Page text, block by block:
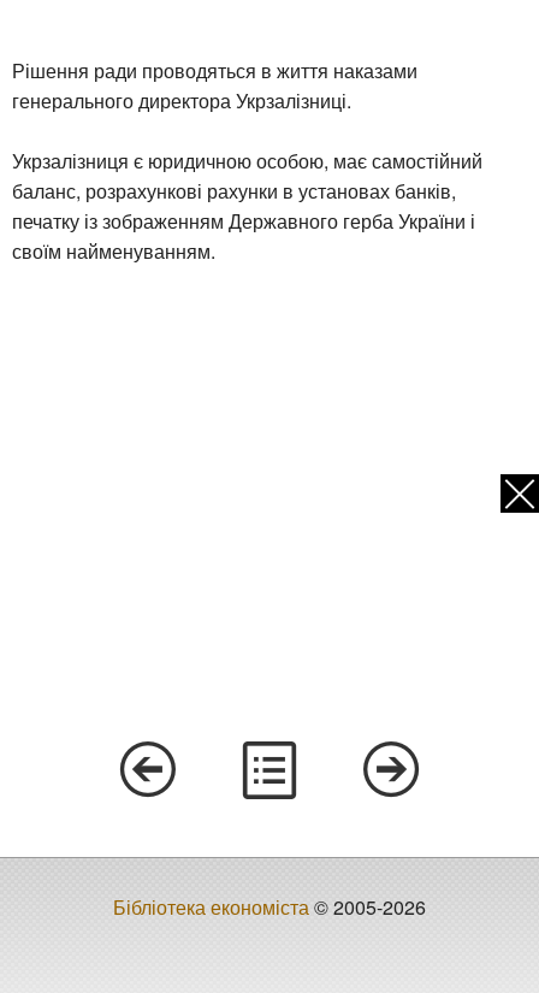
Рішення ради проводяться в життя наказами
генерального директора Укрзалізниці.
Укрзалізниця є юридичною особою, має самостійний
баланс, розрахункові рахунки в установах банків,
печатку із зображенням Державного герба України і
своїм найменуванням.
Бібліотека економіста© 2005-2026